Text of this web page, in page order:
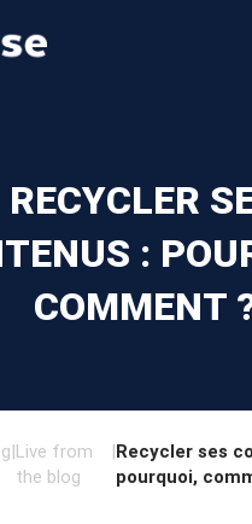
RECYCLER
:
COMMENT
|Live from
the blog
|Recycler ses
pourquoi,